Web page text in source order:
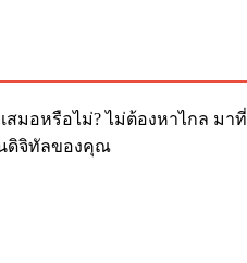
มอหรือไม่? ไม่ต้องหาไกล มาที่
ดิจิทัลของคุณ